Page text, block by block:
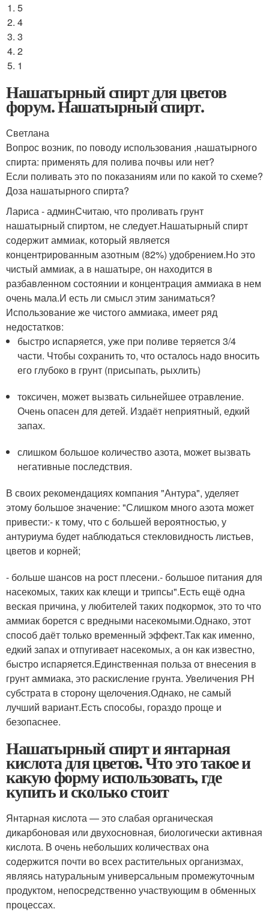
5
4
3
2
1
Нашатырный спирт для цветов
форум. Нашатырный спирт.
Светлана
Вопрос возник, по поводу использования ,нашатырного
спирта: применять для полива почвы или нет?
Если поливать это по показаниям или по какой то схеме?
Доза нашатырного спирта?
Лариса - админСчитаю, что проливать грунт
нашатырный спиртом, не следует.Нашатырный спирт
содержит аммиак, который является
концентрированным азотным (82%) удобрением.Но это
чистый аммиак, а в нашатыре, он находится в
разбавленном состоянии и концентрация аммиака в нем
очень мала.И есть ли смысл этим заниматься?
Использование же чистого аммиака, имеет ряд
недостатков:
быстро испаряется, уже при поливе теряется 3/4
части. Чтобы сохранить то, что осталось надо вносить
его глубоко в грунт (присыпать, рыхлить)
токсичен, может вызвать сильнейшее отравление.
Очень опасен для детей. Издаёт неприятный, едкий
запах.
слишком большое количество азота, может вызвать
негативные последствия.
В своих рекомендациях компания "Антура", уделяет
этому большое значение: "Слишком много азота может
привести:- к тому, что с большей вероятностью, у
антуриума будет наблюдаться стекловидность листьев,
цветов и корней;
- больше шансов на рост плесени.- большое питания для
насекомых, таких как клещи и трипсы".Есть ещё одна
веская причина, у любителей таких подкормок, это то что
аммиак борется с вредными насекомыми.Однако, этот
способ даёт только временный эффект.Так как именно,
едкий запах и отпугивает насекомых, а он как известно,
быстро испаряется.Единственная польза от внесения в
грунт аммиака, это раскисление грунта. Увеличения РН
субстрата в сторону щелочения.Однако, не самый
лучший вариант.Есть способы, гораздо проще и
безопаснее.
Нашатырный спирт и янтарная
кислота для цветов. Что это такое и
какую форму использовать, где
купить и сколько стоит
Янтарная кислота — это слабая органическая
дикарбоновая или двухосновная, биологически активная
кислота. В очень небольших количествах она
содержится почти во всех растительных организмах,
являясь натуральным универсальным промежуточным
продуктом, непосредственно участвующим в обменных
процессах.